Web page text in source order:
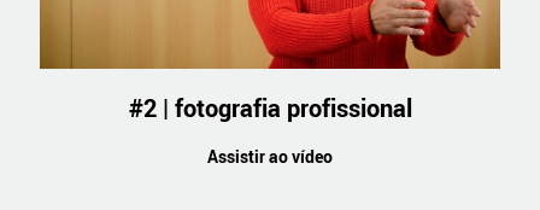
#2 | fotografia profissional
Assistir ao vídeo